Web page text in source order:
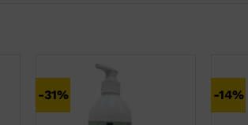
-31% -14%